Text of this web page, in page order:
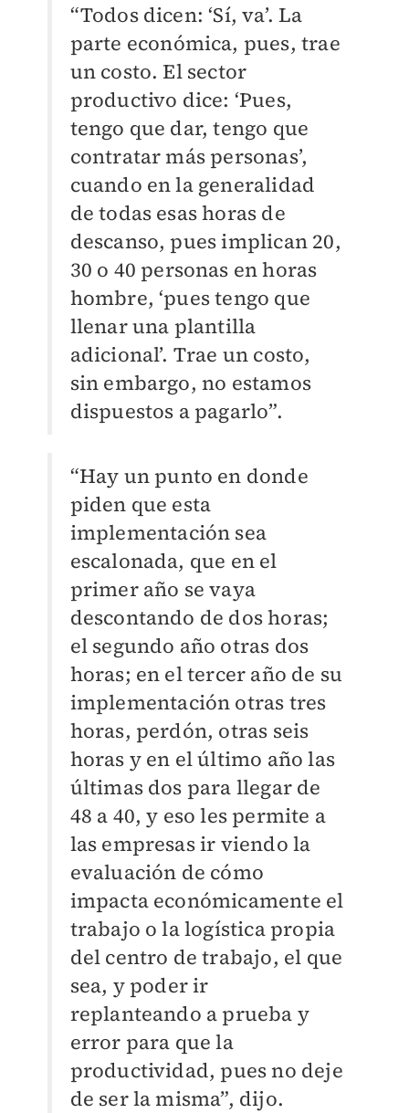
“Todos dicen: ‘Sí, va’. La
parte económica, pues, trae
un costo. El sector
productivo dice: ‘Pues,
tengo que dar, tengo que
contratar más personas’,
cuando en la generalidad
de todas esas horas de
descanso, pues implican 20,
30 o 40 personas en horas
hombre, ‘pues tengo que
llenar una plantilla
adicional’. Trae un costo,
sin embargo, no estamos
dispuestos a pagarlo”.
“Hay un punto en donde
piden que esta
implementación sea
escalonada, que en el
primer año se vaya
descontando de dos horas;
el segundo año otras dos
horas; en el tercer año de su
implementación otras tres
horas, perdón, otras seis
horas y en el último año las
últimas dos para llegar de
48 a 40, y eso les permite a
las empresas ir viendo la
evaluación de cómo
impacta económicamente el
trabajo o la logística propia
del centro de trabajo, el que
sea, y poder ir
replanteando a prueba y
error para que la
productividad, pues no deje
de ser la misma”, dijo.